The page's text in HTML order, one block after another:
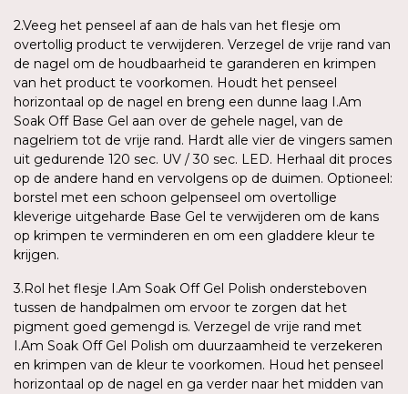
2.Veeg het penseel af aan de hals van het flesje om
overtollig product te verwijderen. Verzegel de vrije rand van
de nagel om de houdbaarheid te garanderen en krimpen
van het product te voorkomen. Houdt het penseel
horizontaal op de nagel en breng een dunne laag I.Am
Soak Off Base Gel aan over de gehele nagel, van de
nagelriem tot de vrije rand. Hardt alle vier de vingers samen
uit gedurende 120 sec. UV / 30 sec. LED. Herhaal dit proces
op de andere hand en vervolgens op de duimen. Optioneel:
borstel met een schoon gelpenseel om overtollige
kleverige uitgeharde Base Gel te verwijderen om de kans
op krimpen te verminderen en om een gladdere kleur te
krijgen.
3.Rol het flesje I.Am Soak Off Gel Polish ondersteboven
tussen de handpalmen om ervoor te zorgen dat het
pigment goed gemengd is. Verzegel de vrije rand met
I.Am Soak Off Gel Polish om duurzaamheid te verzekeren
en krimpen van de kleur te voorkomen. Houd het penseel
horizontaal op de nagel en ga verder naar het midden van